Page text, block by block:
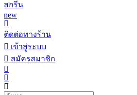
สกรีน
new
ติดต่อทางร้าน
เข้าสู่ระบบ
สมัครสมาชิก